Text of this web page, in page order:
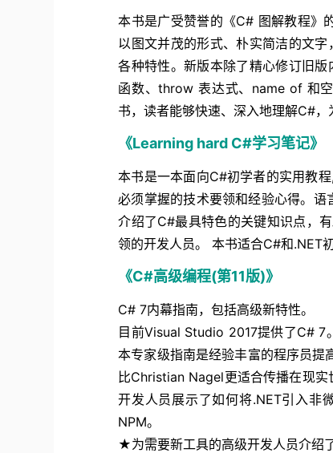
本书是广受赞誉的《C# 图解教程》
以图文并茂的形式、朴实简洁的文
各种特性。新版本除了精心修订旧
函数、throw 表达式、name of 和
书，读者能够快速、深入地理解C#，
《Learning hard C#学习笔记》
本书是一本面向C#初学者的实用教
必须掌握的技术要领和经验心得。
介绍了C#最具特色的关键知识点，
领的开发人员。 本书适合C#和.NET
《C#高级编程(第11版)》
C# 7内幕指南，包括高级新特性。
目前Visual Studio 2017提供了C# 7
本专家级指南是经验丰富的程序员提
比Christian Nagel更适合传播在现
开发人员展示了如何将.NET引入非
NPM。
★为需要新工具的高级开发人员介绍